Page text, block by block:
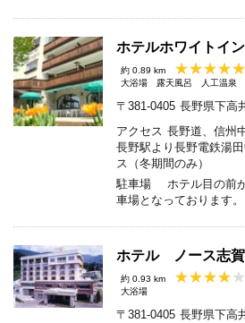
ホテルホワイトイ
約 0.89 km
大浴場
露天風呂 人工温泉
〒381-0405 長野県下高
アクセス 長野道、信州
長野駅より長野電鉄湯
ス（冬期間のみ）
駐車場
ホテル目の前
車場となっております。
ホテル ノース志賀
約 0.93 km
大浴場
〒381-0405 長野県下高